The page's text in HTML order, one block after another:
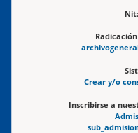
Nit:
Crear y/o
Inscribirse a